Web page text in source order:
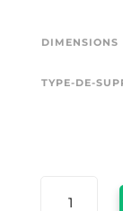
DIMENSIONS
TYPE-DE-